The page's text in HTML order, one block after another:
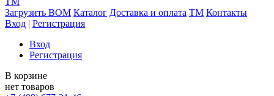
Загрузить BOM Каталог Доставка и оплата TM Контакты
Вход | Регистрация
Вход
Регистрация
В корзине
нет товаров